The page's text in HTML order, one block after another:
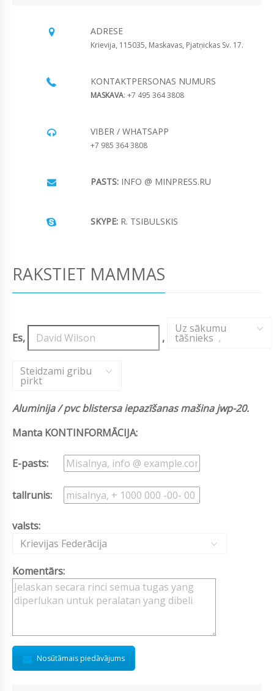
ADRESE
Krievija, 115035, Maskavas, Pjatņickas Sv. 17.
KONTAKTPERSONAS NUMURS
MASKAVA: +7 495 364 3808
VIBER / WHATSAPP
+7 985 364 3808
PASTS: INFO @ MINPRESS.RU
SKYPE: R. TSIBULSKIS
RAKSTIET MAMMAS
Es, ,
Uz sākumu
tāšnieks ,
Steidzami gribu
pirkt
Aluminija / pvc blistersa iepazīšanas mašina jwp-20.
Manta KONTINFORMĀCIJA:
E-pasts:
tallrunis:
valsts:
Krievijas Federācija
Komentārs:
Nosūtāmais piedāvājums